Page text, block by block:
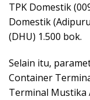
TPK Domestik
Domestik
(DHU) 1.500 bok.
Selain itu,
Container
Terminal Mustika